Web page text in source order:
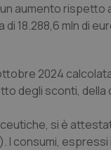
aumento
18.288,6 mln di
2024
degli sconti,
si è
I consumi,